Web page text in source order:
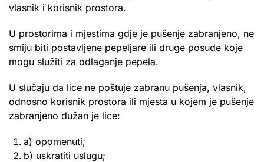
vlasnik i korisnik prostora.
U prostorima i mjestima gdje je pušenje zabranjeno, ne
smiju biti postavljene pepeljare ili druge posude koje
mogu služiti za odlaganje pepela.
U slučaju da lice ne poštuje zabranu pušenja, vlasnik,
odnosno korisnik prostora ili mjesta u kojem je pušenje
zabranjeno dužan je lice:
a) opomenuti;
b) uskratiti uslugu;